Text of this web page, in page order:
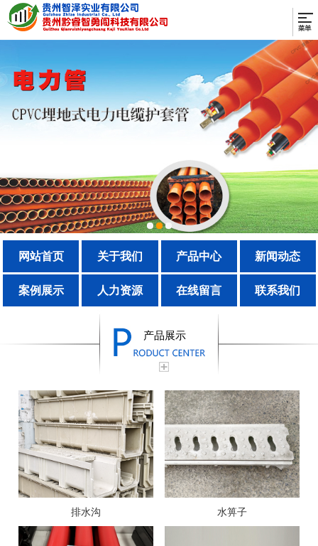
网站首页 关于我们 产品中心 新闻动态
案例展示 人力资源 在线留言 联系我们
产品展示
排水沟 水箅子